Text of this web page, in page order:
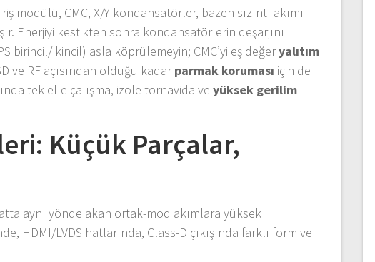
modülü, CMC, X/Y kondansatörler, bazen sızıntı akımı
Enerjiyi kestikten sonra kondansatörlerin deşarjını
birincil/ikincil) asla köprülemeyin; CMC’yi eş değeryalıtım
ve RF açısından olduğu kadarparmak koruması için de
tek elle çalışma, izole tornavida veyüksek gerilim
Küçük Parçalar,
aynı yönde akan ortak-mod akımlara yüksek
HDMI/LVDS hatlarında, Class-D çıkışında farklı form ve